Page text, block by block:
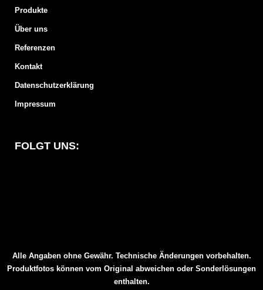
Produkte
Über uns
Referenzen
Kontakt
Datenschutzerklärung
Impressum
FOLGT UNS:
Alle Angaben ohne Gewähr. Technische Änderungen vorbehalten.
Produktfotos können vom Original abweichen oder Sonderlösungen
enthalten.